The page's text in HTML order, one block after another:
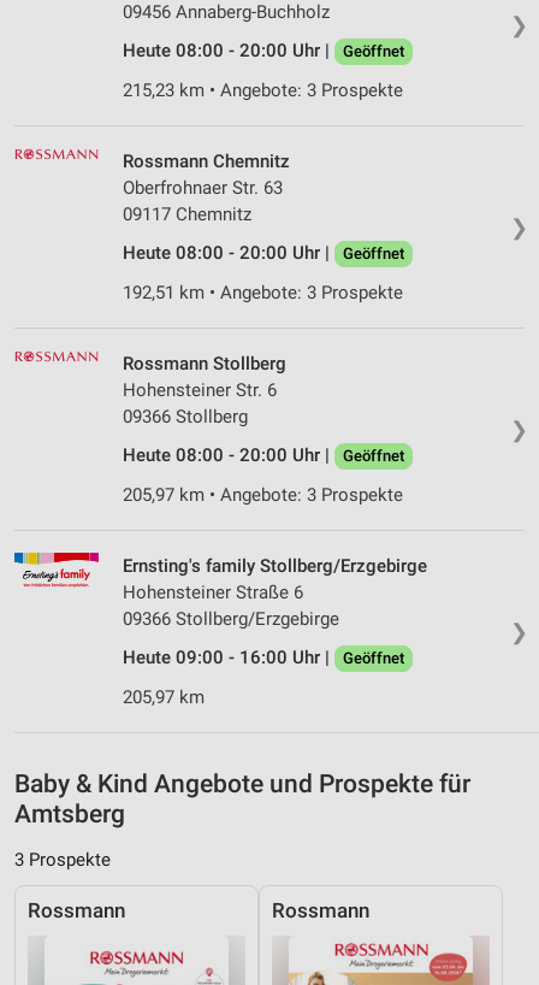
❯
09456 Annaberg-Buchholz
Heute 08:00 - 20:00 Uhr |
Geöffnet
215,23 km • Angebote: 3 Prospekte
❯
Rossmann Chemnitz
Oberfrohnaer Str. 63
09117 Chemnitz
Heute 08:00 - 20:00 Uhr |
Geöffnet
192,51 km • Angebote: 3 Prospekte
❯
Rossmann Stollberg
Hohensteiner Str. 6
09366 Stollberg
Heute 08:00 - 20:00 Uhr |
Geöffnet
205,97 km • Angebote: 3 Prospekte
❯
Ernsting's family Stollberg/Erzgebirge
Hohensteiner Straße 6
09366 Stollberg/Erzgebirge
Heute 09:00 - 16:00 Uhr |
Geöffnet
205,97 km
Baby & Kind Angebote und Prospekte für
Amtsberg
3 Prospekte
Rossmann Rossmann
Werbeanzeigen
Erstellung von Profilen für personalisierte
Verwendung von Profilen zur Auswahl
personalisierter Werbung
Erstellung von Profilen zur Personalisierung
von Inhalten
Messung der Werbeleistung
Messung der Performance von Inhalten
Kombinationen von Daten aus verschiedenen
Entwicklung und Verbesserung der Angebote
Verwendung reduzierter Daten zur Auswahl von
Informationen identifizieren
Nicht-IAB-Verarbeitungszwecke:
Notwendig
Performance
Funktional